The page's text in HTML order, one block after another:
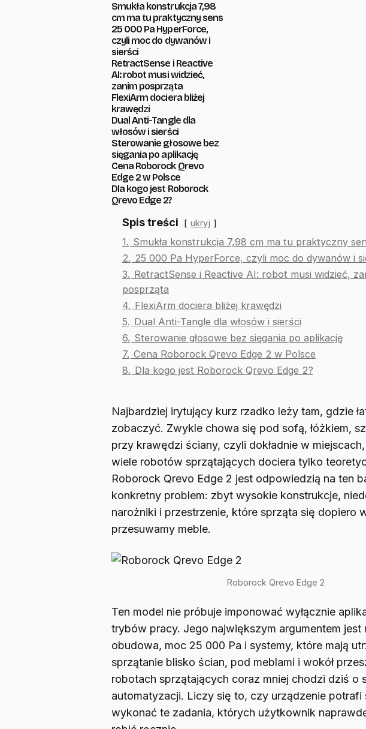
Smukła konstrukcja 7,98
cm ma tu praktyczny sens
25 000 Pa HyperForce,
czyli moc do dywanów i
sierści
RetractSense i Reactive
AI: robot musi widzieć,
zanim posprząta
FlexiArm dociera bliżej
krawędzi
Dual Anti-Tangle dla
włosów i sierści
Sterowanie głosowe bez
sięgania po aplikację
Cena Roborock Qrevo
Edge 2 w Polsce
Dla kogo jest Roborock
Qrevo Edge 2?
Spis treści ukryj
1. Smukła konstrukcja 7,98 cm ma tu praktyczny
2. 25 000 Pa HyperForce, czyli moc do dywanów i
3. RetractSense i Reactive AI: robot musi widzieć,
posprząta
4. FlexiArm dociera bliżej krawędzi
5. Dual Anti-Tangle dla włosów i sierści
6. Sterowanie głosowe bez sięgania po aplikację
7. Cena Roborock Qrevo Edge 2 w Polsce
8. Dla kogo jest Roborock Qrevo Edge 2?
Najbardziej irytujący kurz rzadko leży tam, gdzie
zobaczyć. Zwykle chowa się pod sofą, łóżkiem,
przy krawędzi ściany, czyli dokładnie w
wiele robotów sprzątających dociera tylko
Roborock Qrevo Edge 2 jest odpowiedzią na ten
konkretny problem: zbyt wysokie konstrukcje,
narożniki i przestrzenie, które sprząta się dopiero
przesuwamy meble.
Roborock Qrevo Edge 2
Ten model nie próbuje imponować wyłącznie
trybów pracy. Jego największym argumentem jest
obudowa, moc 25 000 Pa i systemy, które mają
sprzątanie blisko ścian, pod meblami i wokół
robotach sprzątających coraz mniej chodzi dziś o
automatyzacji. Liczy się to, czy urządzenie potrafi
wykonać te zadania, których użytkownik